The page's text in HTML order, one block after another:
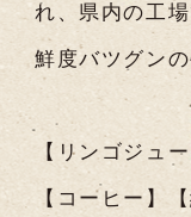
れ、県内の工場
鮮度バツグン
【リンゴジュ
【コーヒー】【